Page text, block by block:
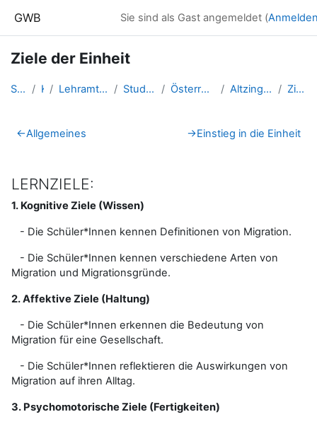
GWB Sie sind als Gast angemeldet (
Ziele der Einheit
Startseite Kurse Lehramtsausbildung GW im Clust... Studentische Lernkurse Österreich 1 - Postregionale G... Altzinger.Markus_OE1_SS2024 Ziele der Einheit
Abschnittsübersicht
←Allgemeines →Einstieg in die Einheit
LERNZIELE:
1. Kognitive Ziele (Wissen)
- Die Schüler*Innen kennen Definitionen von Migration.
- Die Schüler*Innen kennen verschiedene Arten von
Migration und Migrationsgründe.
2. Affektive Ziele (Haltung)
- Die Schüler*Innen erkennen die Bedeutung von
Migration für eine Gesellschaft.
- Die Schüler*Innen reflektieren die Auswirkungen von
Migration auf ihren Alltag.
3. Psychomotorische Ziele (Fertigkeiten)